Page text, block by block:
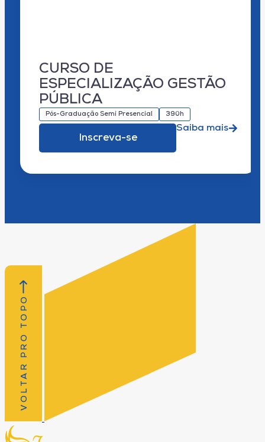
CURSO DE
ESPECIALIZAÇÃO GESTÃO
PÚBLICA
Pós-Graduação Semi Presencial 390h
Inscreva-se
Saiba mais
VOLTAR PRO TOPO